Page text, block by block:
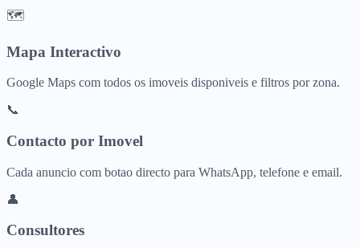
🗺️
Mapa Interactivo
Google Maps com todos os imoveis disponiveis e filtros por zona.
📞
Contacto por Imovel
Cada anuncio com botao directo para WhatsApp, telefone e email.
👤
Consultores